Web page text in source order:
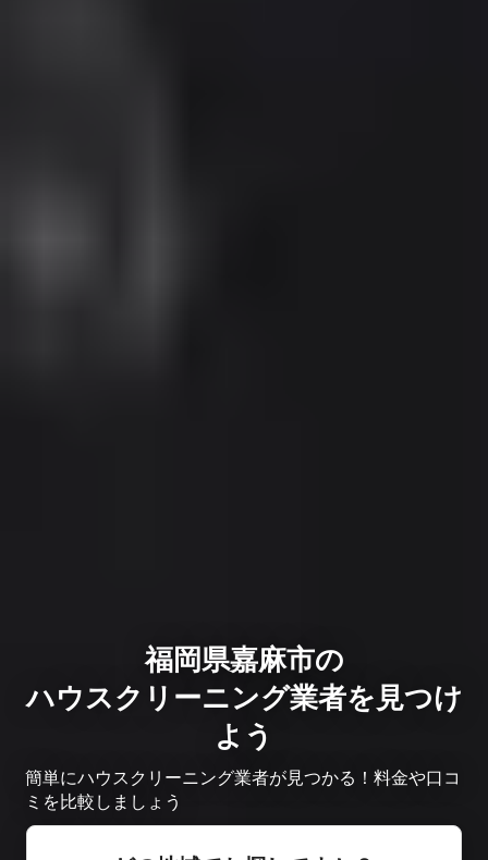
福岡県嘉麻市の
ハウスクリーニング業者を見つけ
よう
簡単にハウスクリーニング業者が見つかる！料金や口コ
ミを比較しましょう